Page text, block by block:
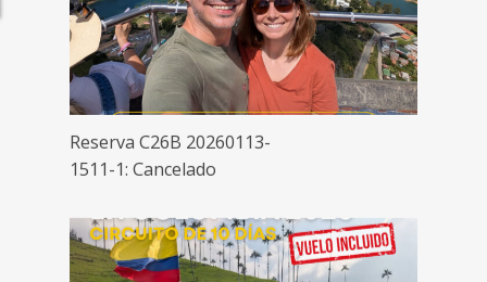
Reserva C26B 20260113-
1511-1: Cancelado